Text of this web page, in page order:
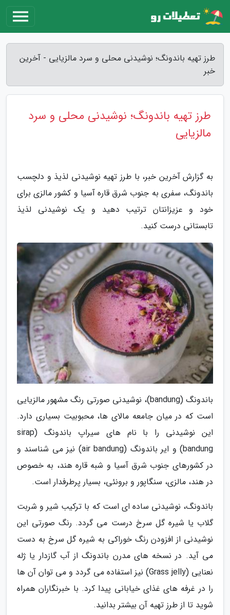
طرز تهیه باندونگ؛ نوشیدنی محلی و سرد مالزیایی - آخرین
خبر
طرز تهیه باندونگ؛ نوشیدنی محلی و سرد
مالزیایی
به گزارش آخرین خبر، با طرز تهیه نوشیدنی لذیذ و دلچسب
باندونگ، سفری به جنوب شرق قاره آسیا و کشور مالزی برای
خود و عزیزانتان ترتیب دهید و یک نوشیدنی لذیذ
تابستانی درست کنید.
باندونگ (bandung)، نوشیدنی صورتی رنگ مشهور مالزیایی
است که در میان جامعه مالای ها، محبوبیت بسیاری دارد.
این نوشیدنی را با نام های سیراپ باندونگ (sirap
bandung) و ایر باندونگ (air bandung) نیز می شناسند و
در کشورهای جنوب شرق آسیا و شبه قاره هند، به خصوص
در هند، مالزی، سنگاپور و برونئی، بسیار پرطرفدار است.
باندونگ، نوشیدنی ساده ای است که با ترکیب شیر و شربت
گلاب یا شیره گل سرخ درست می گردد. رنگ صورتی این
نوشیدنی از افزودن رنگ خوراکی به شیره گل سرخ به دست
می آید. در نسخه های مدرن باندونگ از آب گازدار یا ژله
نعنایی (Grass jelly) نیز استفاده می گردد و می توان آن ها
را در غرفه های غذای خیابانی پیدا کرد. با خبرنگاران همراه
شوید تا از طرز تهیه آن بیشتر بدانید.